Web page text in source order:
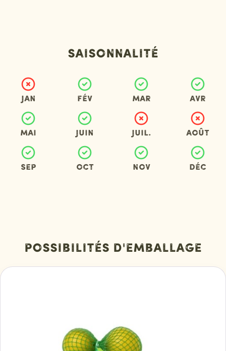
Saisonnalité
Jan Fév Mar Avr
Mai Juin Juil. Août
Sep Oct Nov Déc
Possibilités d'emballage